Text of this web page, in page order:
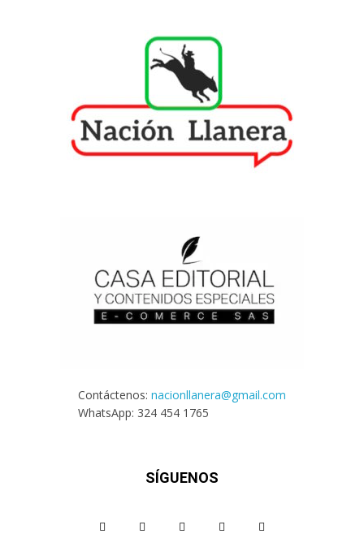
Contáctenos: nacionllanera@gmail.com
WhatsApp: 324 454 1765
SÍGUENOS